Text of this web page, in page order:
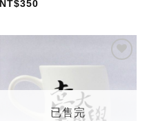
NT$350
望輕
已售完